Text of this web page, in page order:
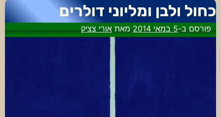
כחול ולבן ומליוני דולרים
פורסם ב-5 במאי 2014 מאתאורי צציק